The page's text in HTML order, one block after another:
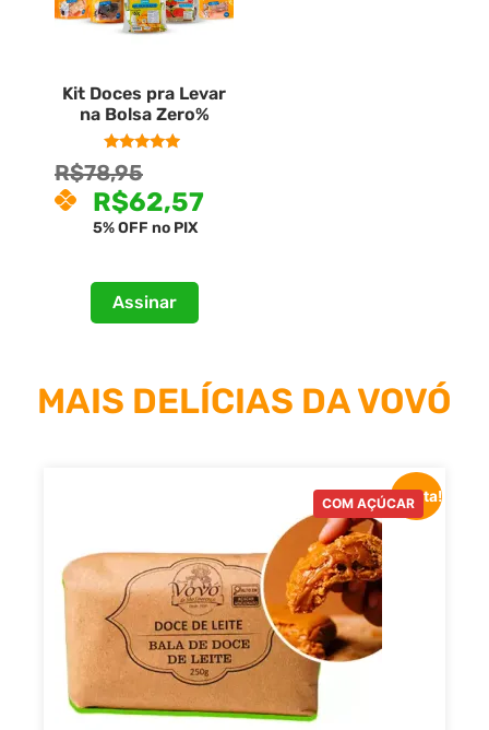
Kit Doces pra Levar
na Bolsa Zero%
Avaliação
4.75
de 5
R$78,95
R$62,57
5% OFF no PIX
Assinar
MAIS DELÍCIAS DA VOVÓ
COM AÇÚCAROferta!